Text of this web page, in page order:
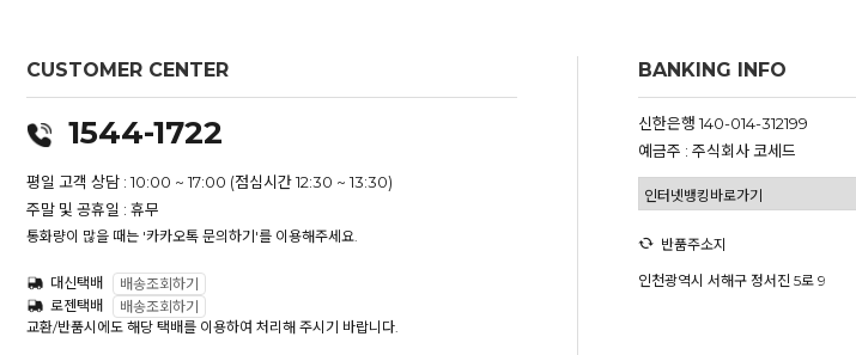
CUSTOMER CENTER
1544-1722
평일 고객 상담 : 10:00 ~ 17:00 (점심시간 12:30 ~ 13:30)
주말 및 공휴일 : 휴무
통화량이 많을 때는 '카카오톡 문의하기'를 이용해주세요.
대신택배
배송조회하기
로젠택배
배송조회하기
교환/반품시에도 해당 택배를 이용하여 처리해 주시기 바랍니다.
BANKING INFO
신한은행 140-014-312199
예금주 : 주식회사 코세드
반품주소지
인천광역시 서해구 정서진 5로 9